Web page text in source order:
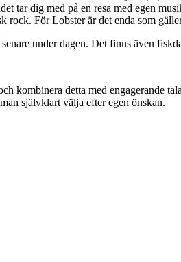
tar dig med på en resa med egen
rock. För Lobster är det enda som
under dagen. Det finns även
kombinera detta med engagerande
självklart välja efter egen önskan.